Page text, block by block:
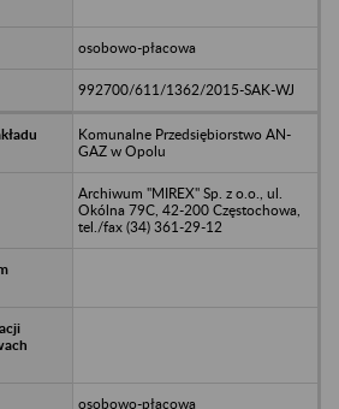
osobowo-płacowa
992700/611/1362/2015-SAK-WJ
Komunalne Przedsiębiorstwo AN-
GAZ w Opolu
Archiwum "MIREX" Sp. z o.o., ul.
Okólna 79C, 42-200 Częstochowa,
tel./fax (34) 361-29-12
osobowo-płacowa